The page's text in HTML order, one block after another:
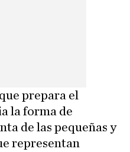
prepara el
la forma de
de las pequeñas y
representan